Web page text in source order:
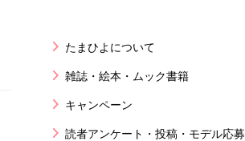
たまひよについて
雑誌・絵本・ムック書籍
キャンペーン
読者アンケート・投稿・モデル応募